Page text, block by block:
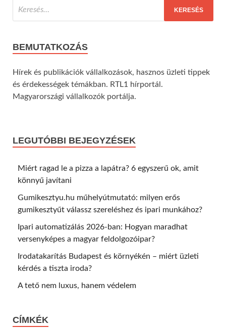
BEMUTATKOZÁS
Hírek és publikációk vállalkozások, hasznos üzleti tippek
és érdekességek témákban. RTL1 hírportál.
Magyarországi vállalkozók portálja.
LEGUTÓBBI BEJEGYZÉSEK
Miért ragad le a pizza a lapátra? 6 egyszerű ok, amit
könnyű javítani
Gumikesztyu.hu műhelyútmutató: milyen erős
gumikesztyűt válassz szereléshez és ipari munkához?
Ipari automatizálás 2026-ban: Hogyan maradhat
versenyképes a magyar feldolgozóipar?
Irodatakarítás Budapest és környékén – miért üzleti
kérdés a tiszta iroda?
A tető nem luxus, hanem védelem
CÍMKÉK